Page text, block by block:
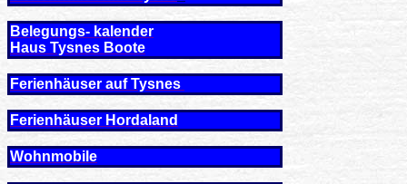
Belegungs- kalender
Haus Tysnes Boote
Ferienhäuser auf Tysnes
Ferienhäuser Hordaland
Wohnmobile